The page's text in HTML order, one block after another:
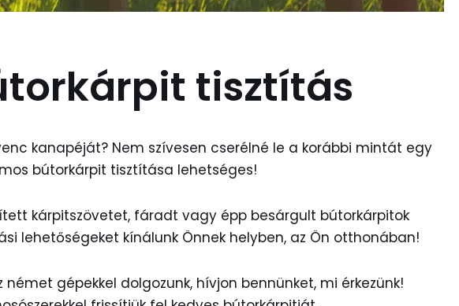
tisztítás
kanapéját? Nem szívesen cserélné le a korábbi mintát egy
bútorkárpit tisztítása lehetséges!
kárpitszövetet, fáradt vagy épp besárgult bútorkárpitok
lehetőségeket kínálunk Önnek helyben, az Ön otthonában!
gépekkel dolgozunk, hívjon bennünket, mi érkezünk!